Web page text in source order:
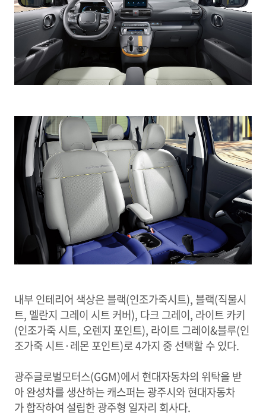
내부 인테리어 색상은 블랙(인조가죽시트), 블랙(직물시
트, 멜란지 그레이 시트 커버), 다크 그레이, 라이트 카키
(인조가죽 시트, 오렌지 포인트), 라이트 그레이&블루(인
조가죽 시트·레몬 포인트)로 4가지 중 선택할 수 있다.
광주글로벌모터스(GGM)에서 현대자동차의 위탁을 받
아 완성차를 생산하는 캐스퍼는 광주시와 현대자동차
가 합작하여 설립한 광주형 일자리 회사다.